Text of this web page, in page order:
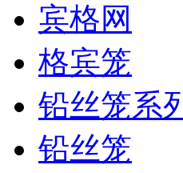
宾格网
格宾笼
铅丝笼系
铅丝笼